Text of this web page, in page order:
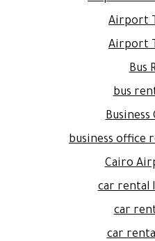
Airport
Airport
Bus
bus
Business
business office
Cairo
car rental
car
car